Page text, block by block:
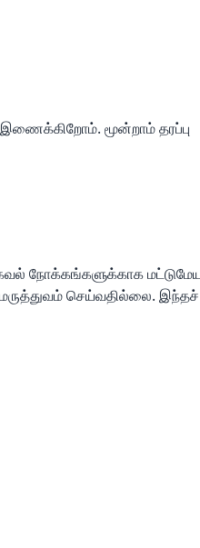
மூன்றாம் தரப்பு
நோக்கங்களுக்காக
செய்வதில்லை.